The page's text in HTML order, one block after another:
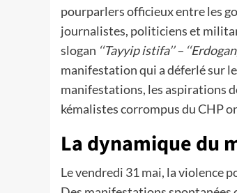
pourparlers officieux entre les
journalistes, politiciens et
slogan ‘‘Tayyip istifa’’ –
manifestation qui a déferlé sur
manifestations, les aspirations
kémalistes corrompus du CHP
La dynamique du
Le vendredi 31 mai, la violence